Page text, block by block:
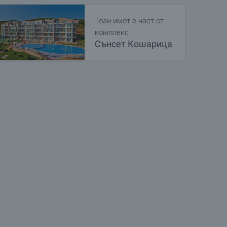
Този имот е част от
комплекс
Сънсет Кошарица